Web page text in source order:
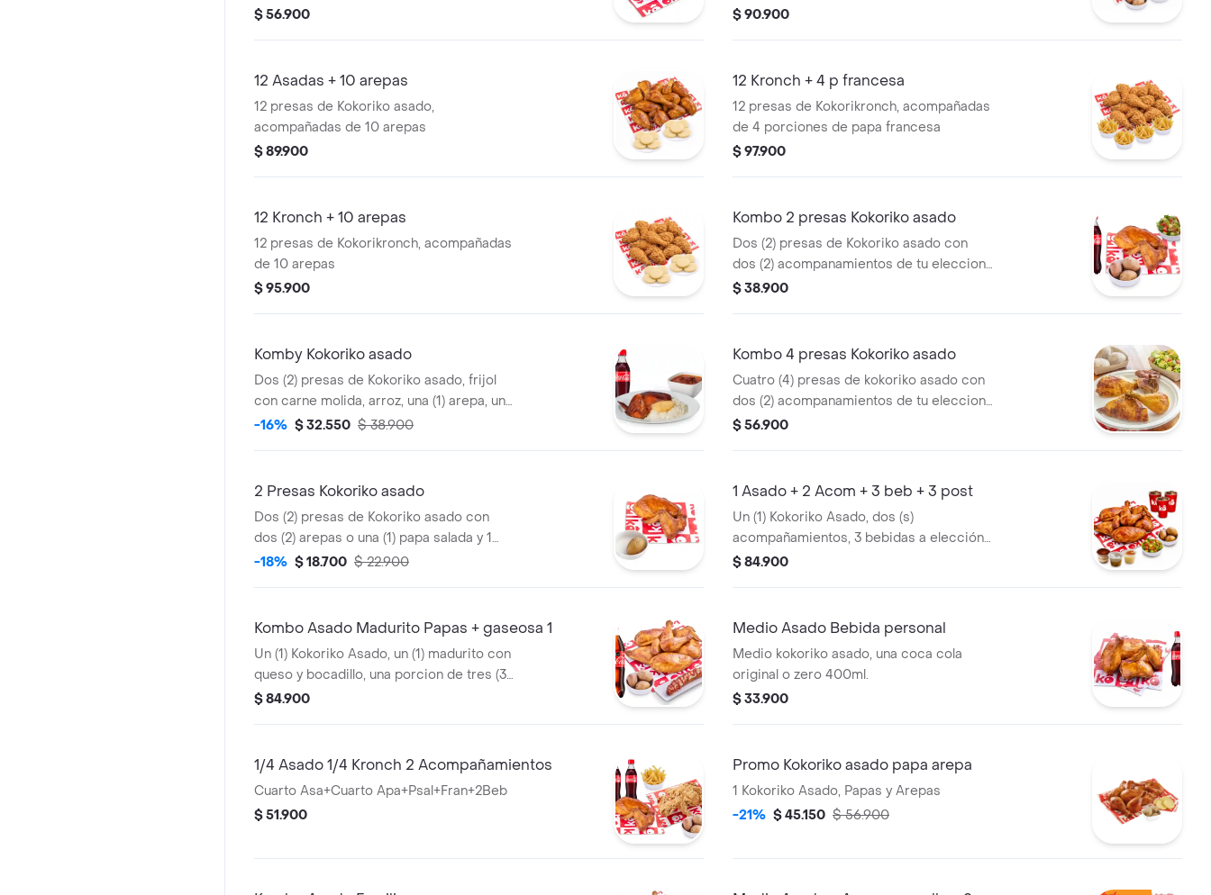
$ 56.900
salada
$ 90.900
12 Asadas + 10 arepas
12 presas de Kokoriko asado,
acompañadas de 10 arepas
$ 89.900
12 Kronch + 4 p francesa
12 presas de Kokorikronch, acompañadas
de 4 porciones de papa francesa
$ 97.900
12 Kronch + 10 arepas
12 presas de Kokorikronch, acompañadas
de 10 arepas
$ 95.900
Kombo 2 presas Kokoriko asado
Dos (2) presas de Kokoriko asado con
dos (2) acompanamientos de tu eleccion,
una (1) Coca Cola 400 ml y 1 und de aji
$ 38.900
Komby Kokoriko asado
Dos (2) presas de Kokoriko asado, frijol
con carne molida, arroz, una (1) arepa, una
(1) Coca Cola 400 ml y 1 und de aji
-16% $ 32.550 $ 38.900
Kombo 4 presas Kokoriko asado
Cuatro (4) presas de kokoriko asado con
dos (2) acompanamientos de tu eleccion,
una (1) Coca Cola 400 ml y 1 und de aji
$ 56.900
2 Presas Kokoriko asado
Dos (2) presas de Kokoriko asado con
dos (2) arepas o una (1) papa salada y 1
und de aji
-18% $ 18.700 $ 22.900
1 Asado + 2 Acom + 3 beb + 3 post
Un (1) Kokoriko Asado, dos (s)
acompañamientos, 3 bebidas a elección y
3 postres
$ 84.900
Kombo Asado Madurito Papas + gaseosa 1
Un (1) Kokoriko Asado, un (1) madurito con
queso y bocadillo, una porcion de tres (3)
papas saladas, una (1) Coca-Cola 1,5lt y aji
$ 84.900
Medio Asado Bebida personal
Medio kokoriko asado, una coca cola
original o zero 400ml.
$ 33.900
1/4 Asado 1/4 Kronch 2 Acompañamientos
Cuarto Asa+Cuarto Apa+Psal+Fran+2Beb
$ 51.900
Promo Kokoriko asado papa arepa
1 Kokoriko Asado, Papas y Arepas
-21% $ 45.150 $ 56.900